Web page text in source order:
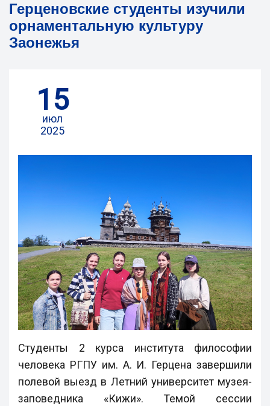
Герценовские студенты изучили
орнаментальную культуру
Заонежья
15
июл
2025
Студенты 2 курса института философии
человека РГПУ им. А. И. Герцена завершили
полевой выезд в Летний университет музея-
заповедника «Кижи». Темой сессии